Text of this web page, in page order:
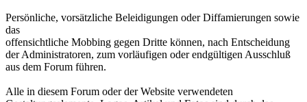
Persönliche, vorsätzliche Beleidigungen oder Diffamierungen sowie
das
offensichtliche Mobbing gegen Dritte können, nach Entscheidung
der Administratoren, zum vorläufigen oder endgültigen Ausschluß
aus dem Forum führen.
Alle in diesem Forum oder der Website verwendeten